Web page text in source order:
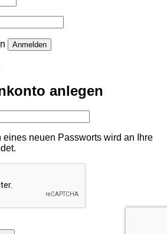
Anmelden
anlegen
eines neuen Passworts wird an Ihre